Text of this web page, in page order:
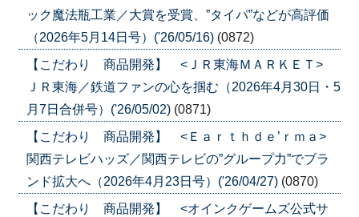
ック魔法瓶工業／大賞を受賞、”タイパ”などが高評価
（2026年5月14日号）('26/05/16) (0872)
【こだわり 商品開発】 <ＪＲ東海ＭＡＲＫＥＴ>
ＪＲ東海／鉄道ファンの心を掴む（2026年4月30日・5
月7日合併号）('26/05/02) (0871)
【こだわり 商品開発】 <Ｅａｒｔｈｄｅ’ｒｍａ>
関西テレビハッズ／関西テレビの”グループ力”でブラ
ンド拡大へ（2026年4月23日号）('26/04/27) (0870)
【こだわり 商品開発】 <オインクゲームズ公式サ